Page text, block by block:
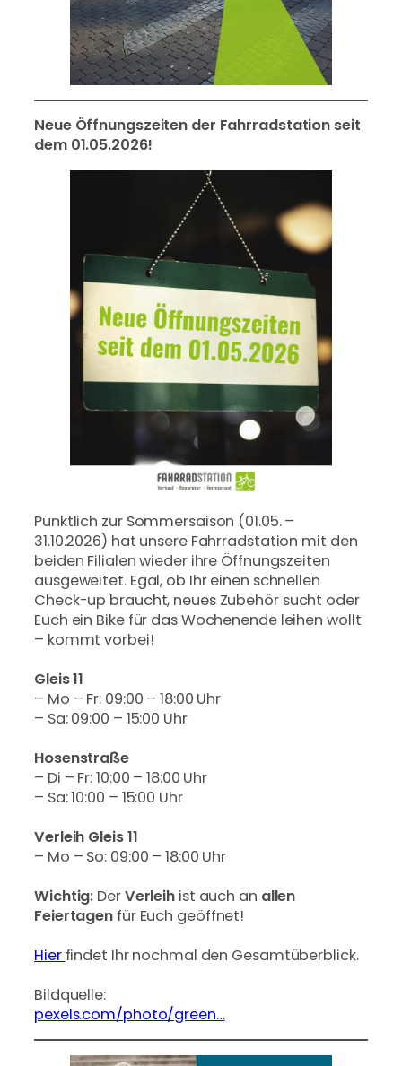
Neue Öffnungszeiten der Fahrradstation seit
dem 01.05.2026!
Pünktlich zur Sommersaison (01.05. –
31.10.2026) hat unsere Fahrradstation mit den
beiden Filialen wieder ihre Öffnungszeiten
ausgeweitet. Egal, ob Ihr einen schnellen
Check-up braucht, neues Zubehör sucht oder
Euch ein Bike für das Wochenende leihen wollt
– kommt vorbei!
Gleis 11
– Mo – Fr: 09:00 – 18:00 Uhr
– Sa: 09:00 – 15:00 Uhr
Hosenstraße
– Di – Fr: 10:00 – 18:00 Uhr
– Sa: 10:00 – 15:00 Uhr
Verleih Gleis 11
– Mo – So: 09:00 – 18:00 Uhr
Wichtig: DerVerleih ist auch an allen
Feiertagen für Euch geöffnet!
Hier findet Ihr nochmal den Gesamtüberblick.
Bildquelle:
pexels.com/photo/green…